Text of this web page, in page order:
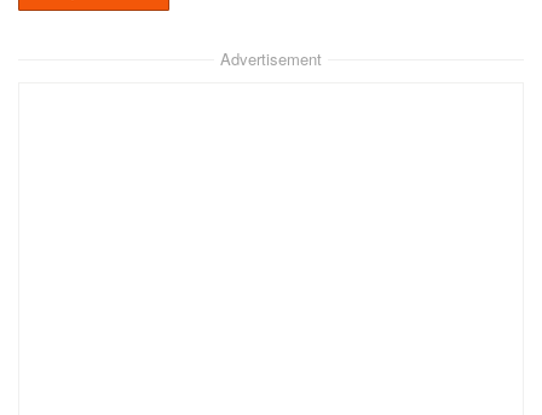
Advertisement